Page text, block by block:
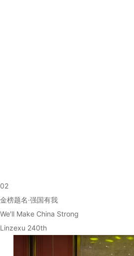
02
金榜题名·强国有我
We'll Make China Strong
Linzexu 240th